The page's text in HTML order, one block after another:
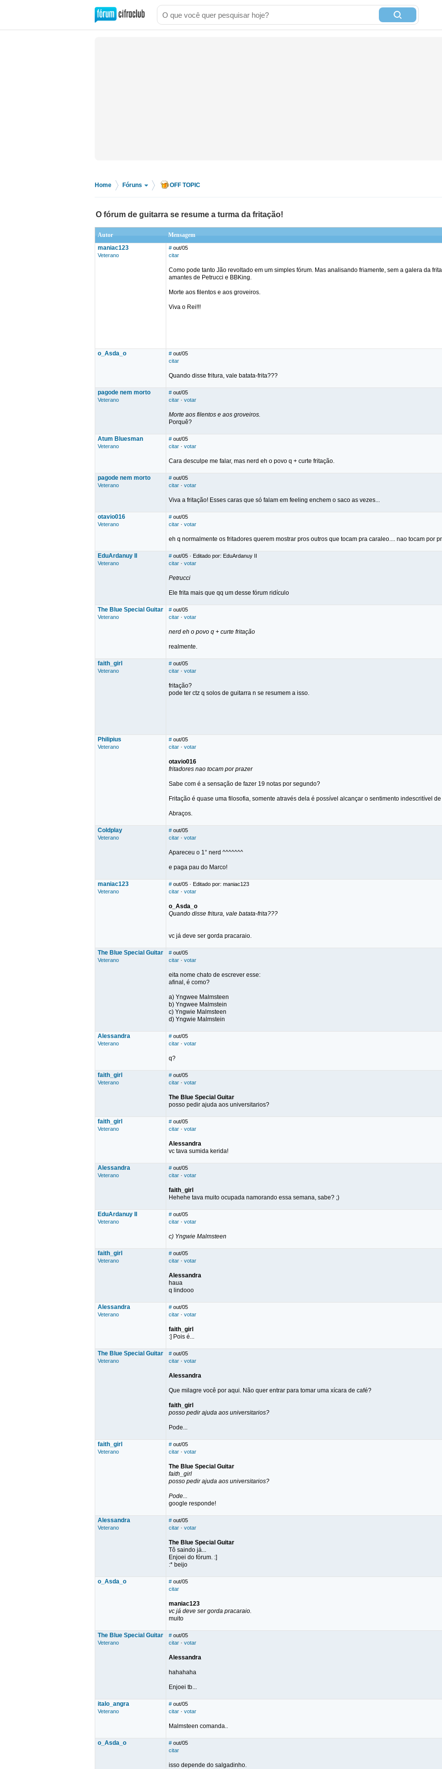
Home Fóruns OFF TOPIC
O fórum de guitarra se resume a turma da fritação!
Autor
Mensagem
maniac123
Veterano
# out/05
citar
Como pode tanto Jão revoltado em um simples fórum. Mas analisando friamente, sem a galera da
amantes de Petrucci e BBKing.
Morte aos filentos e aos groveiros.
Viva o Rei!!!
o_Asda_o # out/05
citar
Quando disse fritura, vale batata-frita???
pagode nem morto
Veterano
# out/05
citar · votar
Morte aos filentos e aos groveiros.
Porquê?
Atum Bluesman
Veterano
# out/05
citar · votar
Cara desculpe me falar, mas nerd eh o povo q + curte fritação.
pagode nem morto
Veterano
# out/05
citar · votar
Viva a fritação! Esses caras que só falam em feeling enchem o saco as vezes...
otavio016
Veterano
# out/05
citar · votar
eh q normalmente os fritadores querem mostrar pros outros que tocam pra caraleo.... nao tocam por
EduArdanuy II
Veterano
# out/05 · Editado por: EduArdanuy II
citar · votar
Petrucci
Ele frita mais que qq um desse fórum ridículo
The Blue Special Guitar
Veterano
# out/05
citar · votar
nerd eh o povo q + curte fritação
realmente.
faith_girl
Veterano
# out/05
citar · votar
fritação?
pode ter ctz q solos de guitarra n se resumem a isso.
Philipius
Veterano
# out/05
citar · votar
otavio016
fritadores nao tocam por prazer
Sabe com é a sensação de fazer 19 notas por segundo?
Fritação é quase uma filosofia, somente através dela é possível alcançar o sentimento indescritível
Abraços.
Coldplay
Veterano
# out/05
citar · votar
Apareceu o 1° nerd ^^^^^^^
e paga pau do Marco!
maniac123
Veterano
# out/05 · Editado por: maniac123
citar · votar
o_Asda_o
Quando disse fritura, vale batata-frita???
vc já deve ser gorda pracaraio.
The Blue Special Guitar
Veterano
# out/05
citar · votar
eita nome chato de escrever esse:
afinal, é como?
a) Yngwee Malmsteen
b) Yngwee Malmstein
c) Yngwie Malmsteen
d) Yngwie Malmstein
Alessandra
Veterano
# out/05
citar · votar
q?
faith_girl
Veterano
# out/05
citar · votar
The Blue Special Guitar
posso pedir ajuda aos universitarios?
faith_girl
Veterano
# out/05
citar · votar
Alessandra
vc tava sumida kerida!
Alessandra
Veterano
# out/05
citar · votar
faith_girl
Hehehe tava muito ocupada namorando essa semana, sabe? ;)
EduArdanuy II
Veterano
# out/05
citar · votar
c) Yngwie Malmsteen
faith_girl
Veterano
# out/05
citar · votar
Alessandra
haua
q lindooo
Alessandra
Veterano
# out/05
citar · votar
faith_girl
:] Pois é...
The Blue Special Guitar
Veterano
# out/05
citar · votar
Alessandra
Que milagre você por aqui. Não quer entrar para tomar uma xícara de café?
faith_girl
posso pedir ajuda aos universitarios?
Pode...
faith_girl
Veterano
# out/05
citar · votar
The Blue Special Guitar
faith_girl
posso pedir ajuda aos universitarios?
Pode...
google responde!
Alessandra
Veterano
# out/05
citar · votar
The Blue Special Guitar
Tô saindo já...
Enjoei do fórum. :]
:* beijo
o_Asda_o # out/05
citar
maniac123
vc já deve ser gorda pracaraio.
muito
The Blue Special Guitar
Veterano
# out/05
citar · votar
Alessandra
hahahaha
Enjoei tb...
italo_angra
Veterano
# out/05
citar · votar
Malmsteen comanda..
o_Asda_o # out/05
citar
isso depende do salgadinho.